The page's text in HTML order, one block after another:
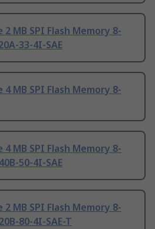
MB SPI Flash Memory 8-
33-4I-SAE
MB SPI Flash Memory 8-
MB SPI Flash Memory 8-
50-4I-SAE
MB SPI Flash Memory 8-
80-4I-SAE-T